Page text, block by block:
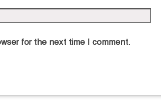
for the next time I comment.